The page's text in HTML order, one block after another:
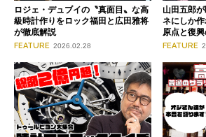
ロジェ・デュブイの〝真面目〟な高
級時計作りをロック福田と広田雅将
が徹底解説
FEATURE 2026.02.28
山田五郎
ネにしか
原点と復
FEATURE